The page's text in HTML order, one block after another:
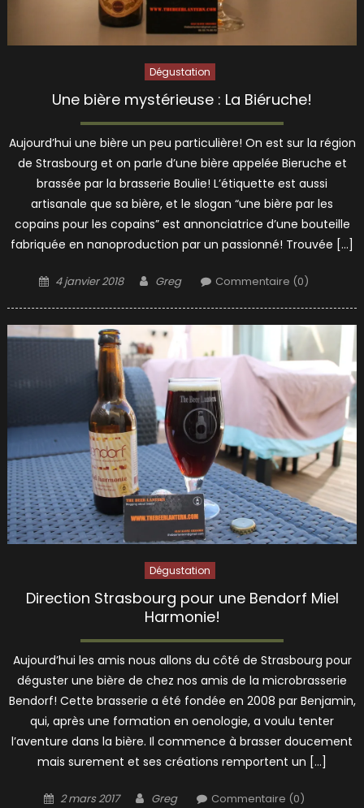
Dégustation
Une bière mystérieuse : La Biéruche!
Aujourd’hui une bière un peu particulière! On est sur la région
de Strasbourg et on parle d’une bière appelée Bieruche et
brassée par la brasserie Boulie! L’étiquette est aussi
artisanale que sa bière, et le slogan “une bière par les
copains pour les copains” est annonciatrice d’une bouteille
fabriquée en nanoproduction par un passionné! Trouvée […]
Posted
4 janvier 2018 Author
Greg Commentaire (0)
Dégustation
Direction Strasbourg pour une Bendorf Miel
Harmonie!
Aujourd’hui les amis nous allons du côté de Strasbourg pour
déguster une bière de chez nos amis de la microbrasserie
Bendorf! Cette brasserie a été fondée en 2008 par Benjamin,
qui, après une formation en oenologie, a voulu tenter
l’aventure dans la bière. Il commence à brasser doucement
mais surement et ses créations remportent un […]
Posted
2 mars 2017 Author
Greg Commentaire (0)